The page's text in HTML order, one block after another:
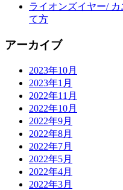
ライオンズイヤー/
て方
アーカイブ
2023年10月
2023年1月
2022年11月
2022年10月
2022年9月
2022年8月
2022年7月
2022年5月
2022年4月
2022年3月